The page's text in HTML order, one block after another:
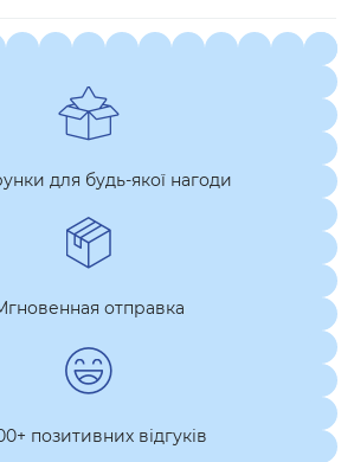
для будь-якої нагоди
отправка
позитивних відгуків